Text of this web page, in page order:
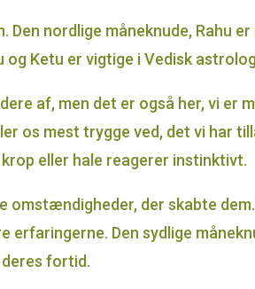
nordlige måneknude, Rahu er
og Ketu er vigtige i Vedisk
af, men det er også her, vi er
os mest trygge ved, det vi har
krop eller hale reagerer instinktivt.
omstændigheder, der skabte
Den sydlige
fortid.